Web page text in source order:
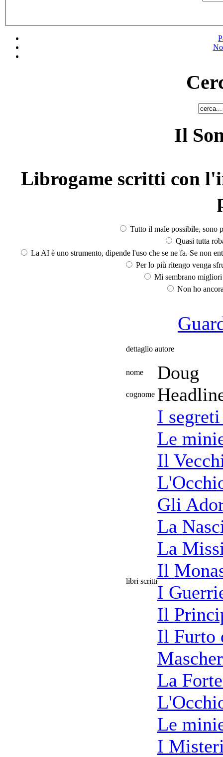
Il
Librogame scritti con
Tutto il male possibile, sono
Quasi tutta
La AI è uno strumento, dipende l'uso che se ne fa. Se non
Per lo più ritengo venga
Mi sembrano
Non ho
dettaglio autore
nome Doug
cognome
libri scritti
I
Le
Il
Gli
La
La
Il
I
Il
Il Furto
La
Le
I